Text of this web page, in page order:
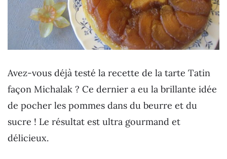
Avez-vous déjà testé la recette de la tarte Tatin
façon Michalak ? Ce dernier a eu la brillante idée
de pocher les pommes dans du beurre et du
sucre ! Le résultat est ultra gourmand et
délicieux.